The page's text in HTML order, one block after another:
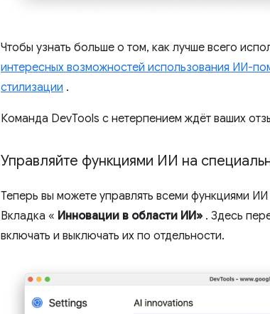
Чтобы узнать больше о том, как лучше всего
интересных возможностей использования ИИ-
стилизации .
Команда DevTools с нетерпением ждёт ваших
Управляйте функциями ИИ на
Теперь вы можете управлять всеми функциями
Вкладка « Инновации в области ИИ» . Здесь
включать и выключать их по отдельности.